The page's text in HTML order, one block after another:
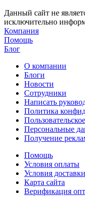
Данный сайт не
исключительно
Компания
Помощь
Блог
О компании
Блоги
Новости
Сотрудники
Написать
Политика
Персональные
Получение
Помощь
Условия оплаты
Условия доставки
Карта сайта
Верификация